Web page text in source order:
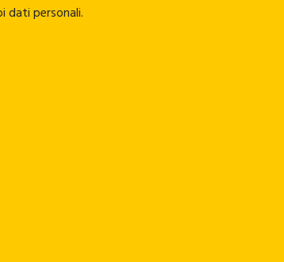
dati personali.